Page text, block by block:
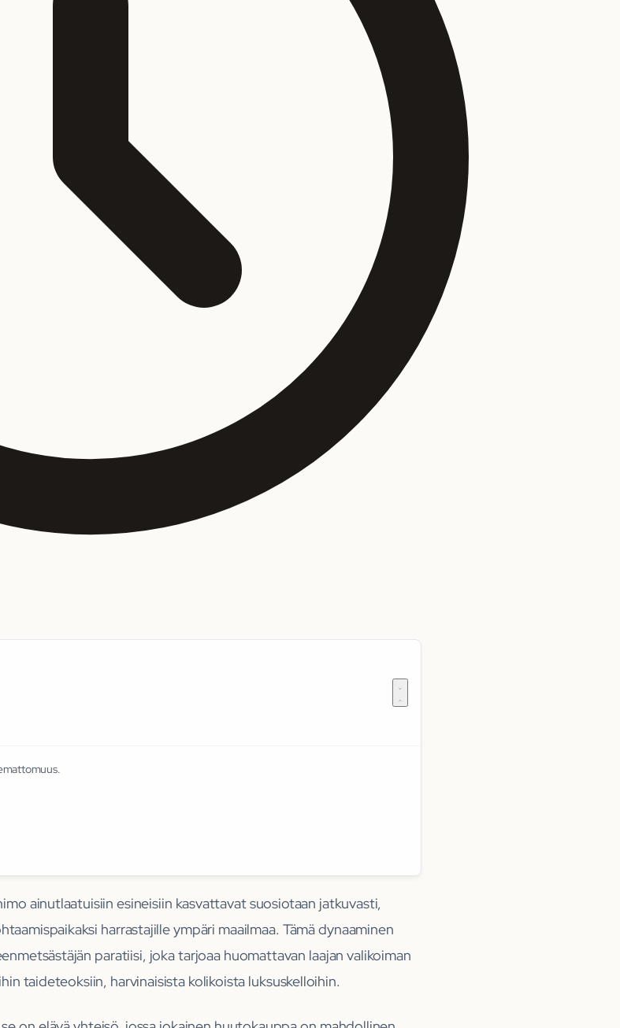
ainutlaatuisiin esineisiin kasvattavat suosiotaan jatkuvasti,
harrastajille ympäri maailmaa. Tämä dynaaminen
paratiisi, joka tarjoaa huomattavan laajan valikoiman
taideteoksiin, harvinaisista kolikoista luksuskelloihin.